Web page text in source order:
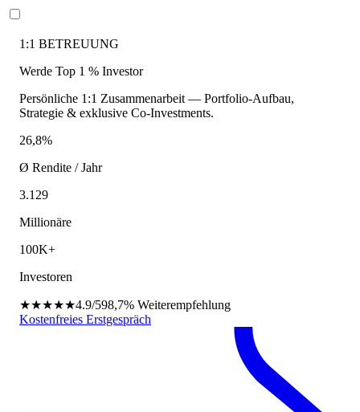
1:1 BETREUUNG
Werde Top 1 % Investor
Persönliche 1:1 Zusammenarbeit — Portfolio-Aufbau,
Strategie & exklusive Co-Investments.
26,8%
Ø Rendite / Jahr
3.129
Millionäre
100K+
Investoren
★★★★★4.9/598,7% Weiterempfehlung
Kostenfreies Erstgespräch